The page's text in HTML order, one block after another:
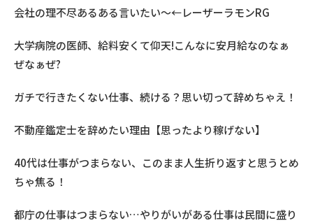
会社の理不尽あるある言いたい～←レーザーラモンRG
大学病院の医師、給料安くて仰天!こんなに安月給なのなぁ
ぜなぁぜ?
ガチで行きたくない仕事、続ける？思い切って辞めちゃえ！
不動産鑑定士を辞めたい理由【思ったより稼げない】
40代は仕事がつまらない、このまま人生折り返すと思うとめ
ちゃ焦る！
都庁の仕事はつまらない…やりがいがある仕事は民間に盛り